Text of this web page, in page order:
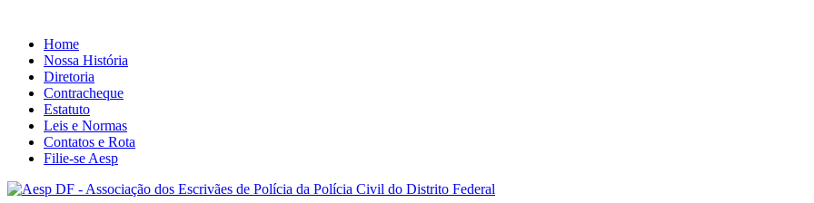
Home
Nossa História
Diretoria
Contracheque
Estatuto
Leis e Normas
Contatos e Rota
Filie-se Aesp